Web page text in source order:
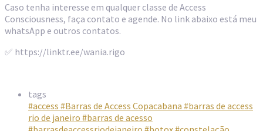
Caso tenha interesse em qualquer classe de Access
Consciousness, faça contato e agende. No link abaixo está meu
whatsApp e outros contatos.
✅ https://linktr.ee/wania.rigo
tags
#access #Barras de Access Copacabana #barras de access
rio de janeiro #barras de acesso